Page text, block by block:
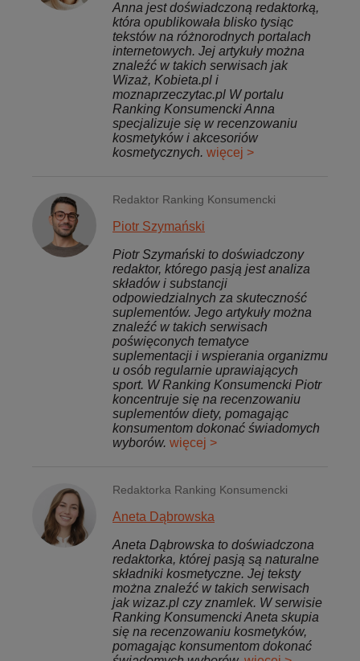
Anna jest doświadczoną redaktorką,
która opublikowała blisko tysiąc
tekstów na różnorodnych portalach
internetowych. Jej artykuły można
znaleźć w takich serwisach jak
Wizaż, Kobieta.pl i
moznaprzeczytac.pl W portalu
Ranking Konsumencki Anna
specjalizuje się w recenzowaniu
kosmetyków i akcesoriów
kosmetycznych. więcej >
Redaktor Ranking Konsumencki
Piotr Szymański
Piotr Szymański to doświadczony
redaktor, którego pasją jest analiza
składów i substancji
odpowiedzialnych za skuteczność
suplementów. Jego artykuły można
znaleźć w takich serwisach
poświęconych tematyce
suplementacji i wspierania organizmu
u osób regularnie uprawiających
sport. W Ranking Konsumencki Piotr
koncentruje się na recenzowaniu
suplementów diety, pomagając
konsumentom dokonać świadomych
wyborów. więcej >
Redaktorka Ranking Konsumencki
Aneta Dąbrowska
Aneta Dąbrowska to doświadczona
redaktorka, której pasją są naturalne
składniki kosmetyczne. Jej teksty
można znaleźć w takich serwisach
jak wizaz.pl czy znamlek. W serwisie
Ranking Konsumencki Aneta skupia
się na recenzowaniu kosmetyków,
pomagając konsumentom dokonać